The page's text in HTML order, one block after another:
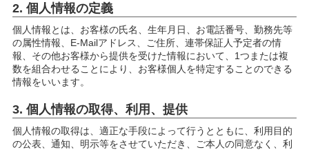
2. 個人情報の定義
個人情報とは、お客様の氏名、生年月日、お電話番号、勤務先等
の属性情報、E-Mailアドレス、ご住所、連帯保証人予定者の情
報、その他お客様から提供を受けた情報において、1つまたは複
数を組合わせることにより、お客様個人を特定することのできる
情報をいいます。
3. 個人情報の取得、利用、提供
個人情報の取得は、適正な手段によって行うとともに、利用目的
の公表、通知、明示等をさせていただき、ご本人の同意なく、利